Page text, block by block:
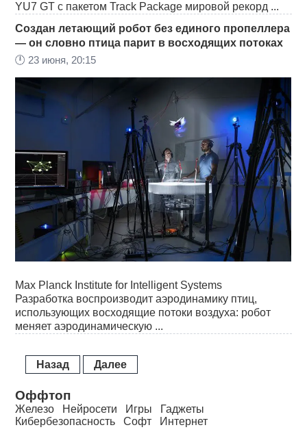
YU7 GT с пакетом Track Package мировой рекорд ...
Создан летающий робот без единого пропеллера
— он словно птица парит в восходящих потоках
🕛 23 июня, 20:15
Max Planck Institute for Intelligent Systems
Разработка воспроизводит аэродинамику птиц,
использующих восходящие потоки воздуха: робот
меняет аэродинамическую ...
Назад Далее
Оффтоп
Железо Нейросети Игры
Гаджеты
Кибербезопасность
Софт Интернет